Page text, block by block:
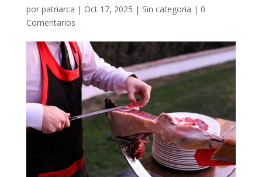
por patriarca | Oct 17, 2025 | Sin categoría | 0
Comentarios